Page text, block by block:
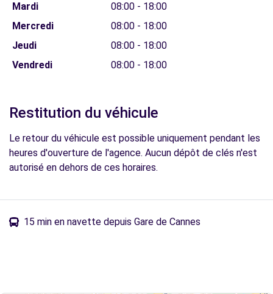
Mardi
08:00 - 18:00
Mercredi
08:00 - 18:00
Jeudi
08:00 - 18:00
Vendredi
08:00 - 18:00
Restitution du véhicule
Le retour du véhicule est possible uniquement pendant les
heures d'ouverture de l'agence. Aucun dépôt de clés n'est
autorisé en dehors de ces horaires.
15 min en navette depuis Gare de Cannes